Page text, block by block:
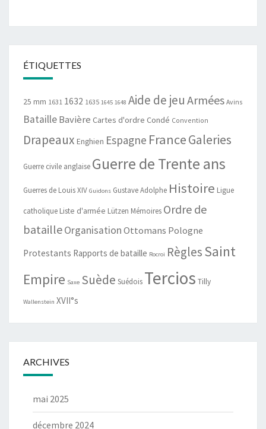
ÉTIQUETTES
25 mm 1631 1632 1635 1645 1648 Aide de jeu Armées Avins
BatailleBavière Cartes d'ordre Condé Convention
Drapeaux Enghien Espagne FranceGaleries
Guerre civile anglaise Guerre de Trente ans
Guerres de Louis XIV Guidons Gustave Adolphe Histoire Ligue
catholiqueListe d'armée Lützen Mémoires Ordre de
batailleOrganisationOttomans Pologne
Protestants Rapports de bataille Rocroi RèglesSaint
Empire Saxe Suède Suédois Tercios Tilly
Wallenstein XVII°s
ARCHIVES
mai 2025
décembre 2024